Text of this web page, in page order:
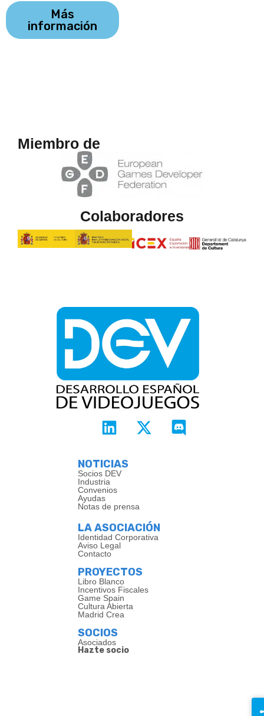
Más
información
Miembro de
Colaboradores
NOTICIAS
Socios DEV
Industria
Convenios
Ayudas
Notas de prensa
LA ASOCIACIÓN
Identidad Corporativa
Aviso Legal
Contacto
PROYECTOS
Libro Blanco
Incentivos Fiscales
Game Spain
Cultura Abierta
Madrid Crea
SOCIOS
Asociados
Hazte socio